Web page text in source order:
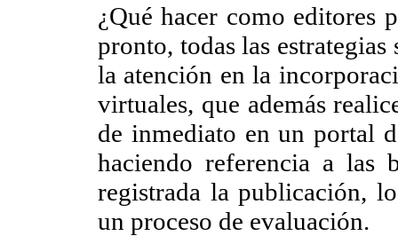
¿Qué hacer como editores
pronto, todas las
la atención en la
virtuales, que además
de inmediato en un portal
haciendo referencia a las
registrada la publicación,
un proceso de evaluación.